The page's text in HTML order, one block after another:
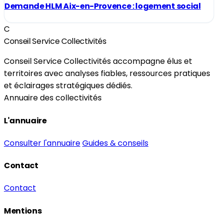
Demande HLM Aix-en-Provence : logement social
C
Conseil Service Collectivités
Conseil Service Collectivités accompagne élus et
territoires avec analyses fiables, ressources pratiques
et éclairages stratégiques dédiés.
Annuaire des collectivités
L'annuaire
Consulter l'annuaireGuides & conseils
Contact
Contact
Mentions